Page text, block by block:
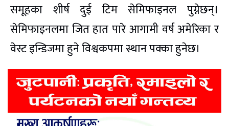
समूहका शीर्ष दुई टिम सेमिफाइनल पुग्नेछन्।
सेमिफाइनलमा जित हात पारे आगामी वर्ष अमेरिका र
वेस्ट इन्डिजमा हुने विश्वकपमा स्थान पक्का हुनेछ।